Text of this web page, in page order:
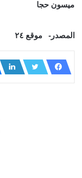
ميسون حجا
المصدر- موقع ٢٤